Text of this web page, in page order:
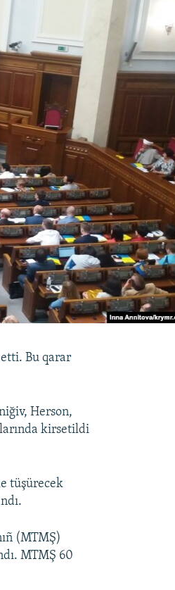
Bu qarar
Herson,
kirsetildi
tüşürecek
(MTMŞ)
MTMŞ 60